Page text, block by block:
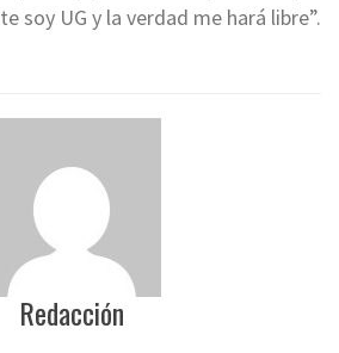
soy UG y la verdad me hará libre”.
Redacción